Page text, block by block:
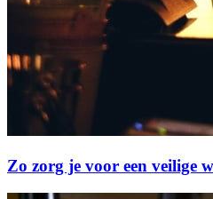
Zo zorg je voor een veilige